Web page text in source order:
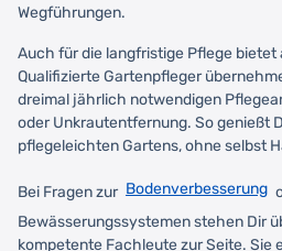
Wegführungen.
Auch für die langfristige Pflege
Qualifizierte Gartenpfleger
dreimal jährlich notwendigen
oder Unkrautentfernung. So genießt
pflegeleichten Gartens, ohne selbst
Bei Fragen zur Bodenverbesserung
Bewässerungssystemen stehen Dir
kompetente Fachleute zur Seite. Sie